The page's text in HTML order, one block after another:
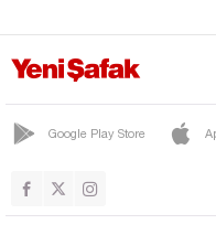
TOSYA
Kayseri
Kilis
Kırıkkale
Kırklareli
Google Play Store